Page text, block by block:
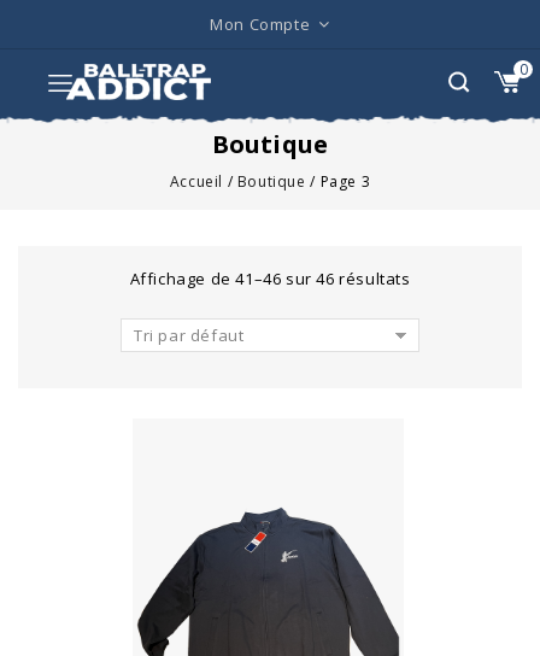
Mon Compte
0
Boutique
Accueil / Boutique / Page 3
Affichage de 41–46 sur 46 résultats
Tri par défaut